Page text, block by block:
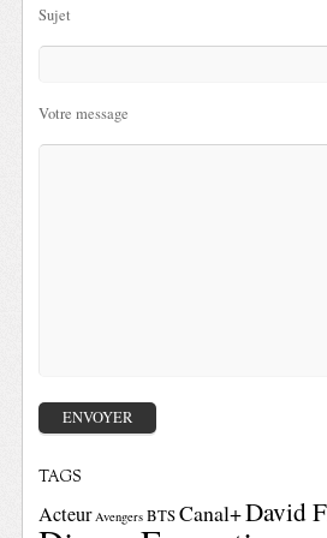
Sujet
Votre message
TAGS
Acteur Avengers BTSCanal+David